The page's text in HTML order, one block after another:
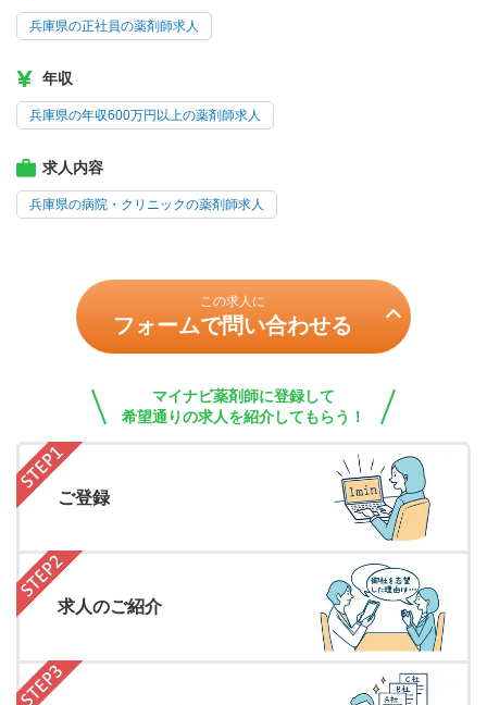
兵庫県の正社員の薬剤師求人
年収
兵庫県の年収600万円以上の薬剤師求人
求人内容
兵庫県の病院・クリニックの薬剤師求人
この求人に
フォームで問い合わせる
マイナビ薬剤師に登録して
希望通りの求人を紹介してもらう！
ご登録
求人のご紹介